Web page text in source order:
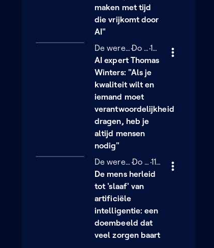
maken met tijd
die vrijkomt door
AI"
De wereld van Sofie Donderdag 5 maart
Do 05/03 15 minuten
15 min
AI expert Thomas
Winters: "Als je
kwaliteit wilt en
iemand moet
verantwoordelijkheid
dragen, heb je
altijd mensen
nodig"
De wereld van Sofie Donderdag 5 maart
Do 05/03 11 minuten
11 min
De mens herleid
tot 'slaaf' van
artificiële
intelligentie: een
doembeeld dat
veel zorgen baart